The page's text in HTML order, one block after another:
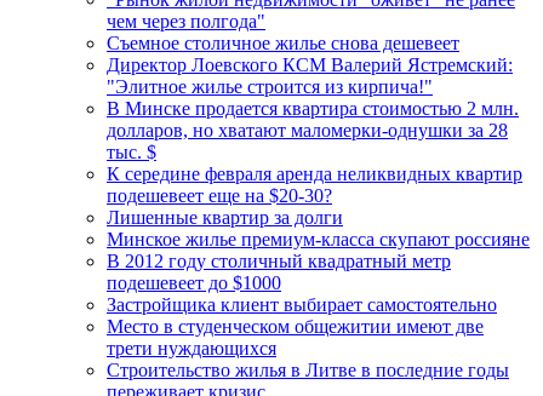
чем через полгода"
Съемное столичное жилье снова дешевеет
Директор Лоевского КСМ Валерий Ястремский:
"Элитное жилье строится из кирпича!"
В Минске продается квартира стоимостью 2 млн.
долларов, но хватают маломерки-однушки за 28
тыс. $
К середине февраля аренда неликвидных квартир
подешевеет еще на $20-30?
Лишенные квартир за долги
Минское жилье премиум-класса скупают россияне
В 2012 году столичный квадратный метр
подешевеет до $1000
Застройщика клиент выбирает самостоятельно
Место в студенческом общежитии имеют две
трети нуждающихся
Строительство жилья в Литве в последние годы